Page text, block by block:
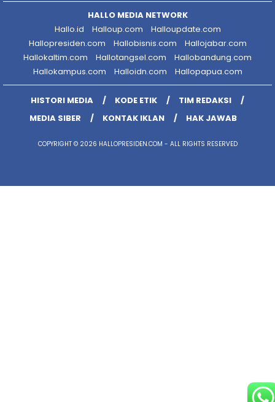
HALLO MEDIA NETWORK
Hallo.id
Halloup.com
Halloupdate.com
Hallopresiden.com
Hallobisnis.com
Hallojabar.com
Hallokaltim.com
Hallotangsel.com
Hallobandung.com
Hallokampus.com
Halloidn.com Hallopapua.com
HISTORI MEDIA KODE ETIK
TIM REDAKSI
MEDIA SIBER
KONTAK IKLAN HAK JAWAB
COPYRIGHT © 2026 HALLOPRESIDEN.COM - ALL RIGHTS RESERVED